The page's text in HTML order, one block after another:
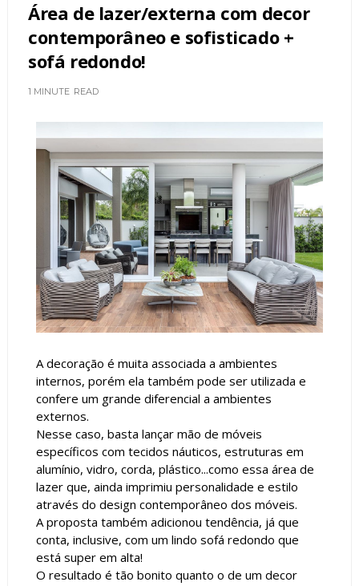
Área de lazer/externa com decor
contemporâneo e sofisticado +
sofá redondo!
1 MINUTE READ
A decoração é muita associada a ambientes
internos, porém ela também pode ser utilizada e
confere um grande diferencial a ambientes
externos.
Nesse caso, basta lançar mão de móveis
específicos com tecidos náuticos, estruturas em
alumínio, vidro, corda, plástico...como essa área de
lazer que, ainda imprimiu personalidade e estilo
através do design contemporâneo dos móveis.
A proposta também adicionou tendência, já que
conta, inclusive, com um lindo sofá redondo que
está super em alta!
O resultado é tão bonito quanto o de um decor